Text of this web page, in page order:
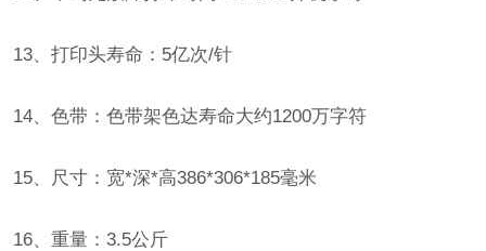
13、打印头寿命：5亿次/针
14、色带：色带架色达寿命大约1200万字符
15、尺寸：宽*深*高386*306*185毫米
16、重量：3.5公斤